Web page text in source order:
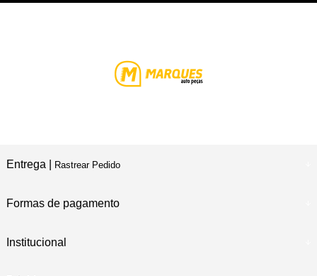
Entrega | Rastrear Pedido
Formas de pagamento
Institucional